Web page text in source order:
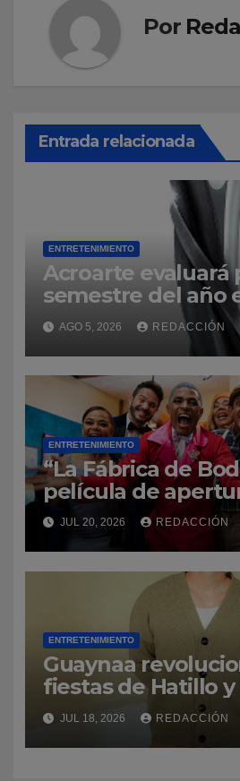
Por
Entrada relacionada
ENTRETENIMIENTO
Acroarte evaluará
semestre del año
Premios Soberano
AGO 5, 2026 REDACCIÓN
ENTRETENIMIENTO
“La Fábrica de
película de
edición del
Festival in New York
JUL 20, 2026 REDACCIÓN
ENTRETENIMIENTO
Guaynaa
fiestas de Hatillo
por la puerta
natal Puerto Rico
JUL 18, 2026 REDACCIÓN